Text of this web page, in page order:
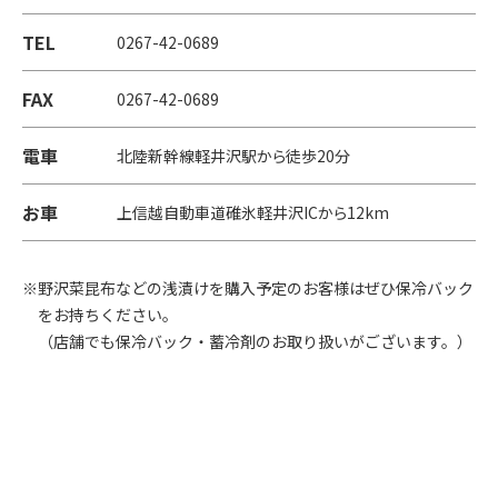
TEL 0267-42-0689
FAX 0267-42-0689
電車 北陸新幹線軽井沢駅から徒歩20分
お車 上信越自動車道碓氷軽井沢ICから12km
野沢菜昆布などの浅漬けを購入予定のお客様はぜひ保冷バック
をお持ちください。
（店舗でも保冷バック・蓄冷剤のお取り扱いがございます。）